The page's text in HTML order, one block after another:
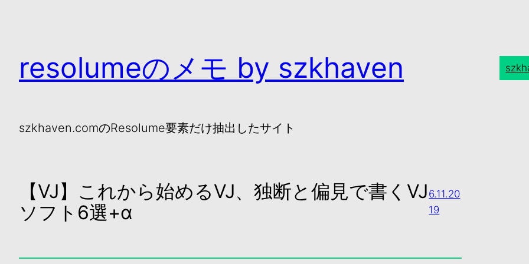
resolumeのメモ by szkhaven
szkhaven.comのResolume要素だけ抽出したサイト
【VJ】これから始めるVJ、独断と偏見で書くVJ
ソフト6選+α
6.11.20
19